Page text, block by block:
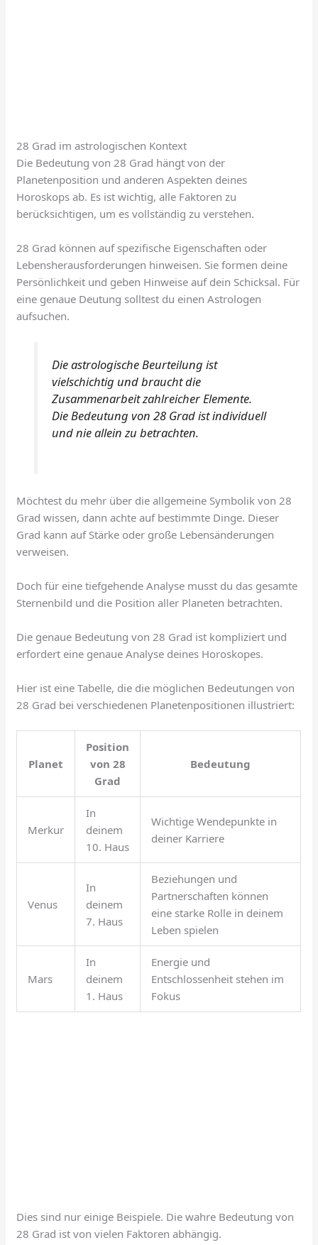
28 Grad im astrologischen Kontext
Die Bedeutung von 28 Grad hängt von der
Planetenposition und anderen Aspekten deines
Horoskops ab. Es ist wichtig, alle Faktoren zu
berücksichtigen, um es vollständig zu verstehen.
28 Grad können auf spezifische Eigenschaften oder
Lebensherausforderungen hinweisen. Sie formen deine
Persönlichkeit und geben Hinweise auf dein Schicksal. Für
eine genaue Deutung solltest du einen Astrologen
aufsuchen.
Die astrologische Beurteilung ist
vielschichtig und braucht die
Zusammenarbeit zahlreicher Elemente.
Die Bedeutung von 28 Grad ist individuell
und nie allein zu betrachten.
Möchtest du mehr über die allgemeine Symbolik von 28
Grad wissen, dann achte auf bestimmte Dinge. Dieser
Grad kann auf Stärke oder große Lebensänderungen
verweisen.
Doch für eine tiefgehende Analyse musst du das gesamte
Sternenbild und die Position aller Planeten betrachten.
Die genaue Bedeutung von 28 Grad ist kompliziert und
erfordert eine genaue Analyse deines Horoskopes.
Hier ist eine Tabelle, die die möglichen Bedeutungen von
28 Grad bei verschiedenen Planetenpositionen illustriert:
Planet
Position
von 28
Grad
Bedeutung
Merkur
In
deinem
10. Haus
Wichtige Wendepunkte in
deiner Karriere
Venus
In
deinem
7. Haus
Beziehungen und
Partnerschaften können
eine starke Rolle in deinem
Leben spielen
Mars
In
deinem
1. Haus
Energie und
Entschlossenheit stehen im
Fokus
Dies sind nur einige Beispiele. Die wahre Bedeutung von
28 Grad ist von vielen Faktoren abhängig.